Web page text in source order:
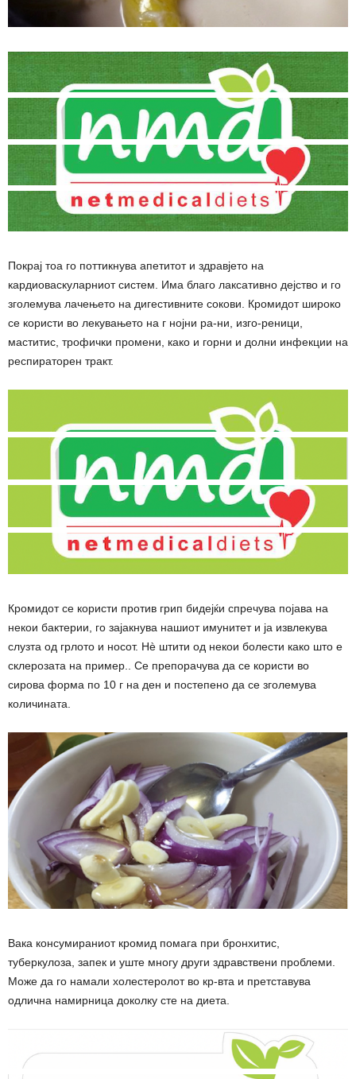
Покрај тоа го поттикнува апетитот и здравјето на
кардиоваскуларниот систем. Има благо лаксативно дејство и го
зголемува лачењето на дигестивните сокови. Кромидот широко
се користи во лекувањето на г нојни ра-ни, изго-реници,
маститис, трофички промени, како и горни и долни инфекции на
респираторен тракт.
Кромидот се користи против грип бидејќи спречува појава на
некои бактерии, го зајакнува нашиот имунитет и ја извлекува
слузта од грлото и носот. Нè штити од некои болести како што е
склерозата на пример.. Се препорачува да се користи во
сирова форма по 10 г на ден и постепено да се зголемува
количината.
Вака конcyмираниот кромид помага при бронхитис,
туберкулоза, запек и уште многу други здравствени проблеми.
Може да го намали холестеролот во кр-вта и претставува
одлична намирница доколку сте на диета.